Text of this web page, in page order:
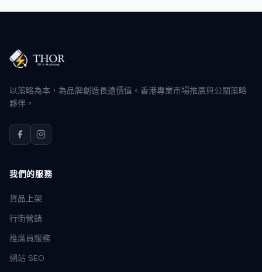
以策略為本，為品牌創造長遠價值。香港專業市場推廣與公關策略
夥伴。
我們的服務
貨品上架
行街營銷
推廣員服務
網站 SEO